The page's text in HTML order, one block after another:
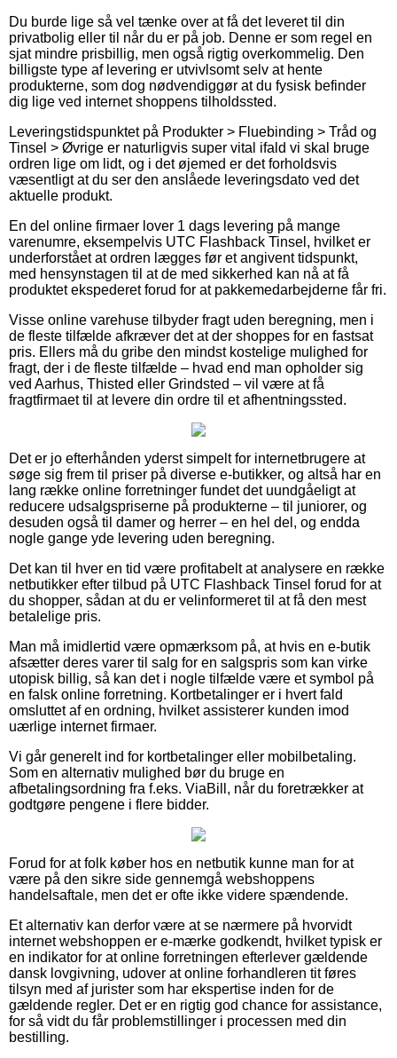
Du burde lige så vel tænke over at få det leveret til din
privatbolig eller til når du er på job. Denne er som regel en
sjat mindre prisbillig, men også rigtig overkommelig. Den
billigste type af levering er utvivlsomt selv at hente
produkterne, som dog nødvendiggør at du fysisk befinder
dig lige ved internet shoppens tilholdssted.
Leveringstidspunktet på Produkter > Fluebinding > Tråd og
Tinsel > Øvrige er naturligvis super vital ifald vi skal bruge
ordren lige om lidt, og i det øjemed er det forholdsvis
væsentligt at du ser den anslåede leveringsdato ved det
aktuelle produkt.
En del online firmaer lover 1 dags levering på mange
varenumre, eksempelvis UTC Flashback Tinsel, hvilket er
underforstået at ordren lægges før et angivent tidspunkt,
med hensynstagen til at de med sikkerhed kan nå at få
produktet ekspederet forud for at pakkemedarbejderne får fri.
Visse online varehuse tilbyder fragt uden beregning, men i
de fleste tilfælde afkræver det at der shoppes for en fastsat
pris. Ellers må du gribe den mindst kostelige mulighed for
fragt, der i de fleste tilfælde – hvad end man opholder sig
ved Aarhus, Thisted eller Grindsted – vil være at få
fragtfirmaet til at levere din ordre til et afhentningssted.
Det er jo efterhånden yderst simpelt for internetbrugere at
søge sig frem til priser på diverse e-butikker, og altså har en
lang række online forretninger fundet det uundgåeligt at
reducere udsalgspriserne på produkterne – til juniorer, og
desuden også til damer og herrer – en hel del, og endda
nogle gange yde levering uden beregning.
Det kan til hver en tid være profitabelt at analysere en række
netbutikker efter tilbud på UTC Flashback Tinsel forud for at
du shopper, sådan at du er velinformeret til at få den mest
betalelige pris.
Man må imidlertid være opmærksom på, at hvis en e-butik
afsætter deres varer til salg for en salgspris som kan virke
utopisk billig, så kan det i nogle tilfælde være et symbol på
en falsk online forretning. Kortbetalinger er i hvert fald
omsluttet af en ordning, hvilket assisterer kunden imod
uærlige internet firmaer.
Vi går generelt ind for kortbetalinger eller mobilbetaling.
Som en alternativ mulighed bør du bruge en
afbetalingsordning fra f.eks. ViaBill, når du foretrækker at
godtgøre pengene i flere bidder.
Forud for at folk køber hos en netbutik kunne man for at
være på den sikre side gennemgå webshoppens
handelsaftale, men det er ofte ikke videre spændende.
Et alternativ kan derfor være at se nærmere på hvorvidt
internet webshoppen er e-mærke godkendt, hvilket typisk er
en indikator for at online forretningen efterlever gældende
dansk lovgivning, udover at online forhandleren tit føres
tilsyn med af jurister som har ekspertise inden for de
gældende regler. Det er en rigtig god chance for assistance,
for så vidt du får problemstillinger i processen med din
bestilling.